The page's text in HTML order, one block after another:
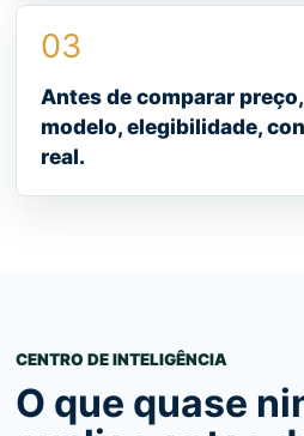
03
Antes de comparar
modelo, elegibilidade,
real.
CENTRO DE INTELIGÊNCIA
O que quase